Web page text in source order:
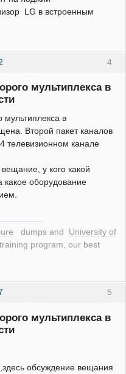
LG в встроенным
4
мультиплекса в
мультиплекса в
Второй пакет каналов
телевизионном канале
у кого какой
какое оборудование
dumps and University of
program, our best
5
мультиплекса в
обсуждение вещания